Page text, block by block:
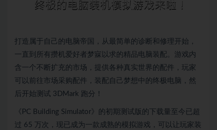
打造属于自己的电脑帝国，从最简单的诊断和修理开始，
一直到所有攒机爱好者梦寐以求的精品电脑装配。游戏内
含一个不断扩充的市场，提供各种真实世界的配件，玩家
可以前往市场采购配件，装配自己梦想中的终极电脑，然
后开始测试 3DMark 跑分！
《PC Building Simulator》的初期测试版的下载量至今已超
过 65 万次，现已成为一款成熟的模拟游戏，可以让玩家装